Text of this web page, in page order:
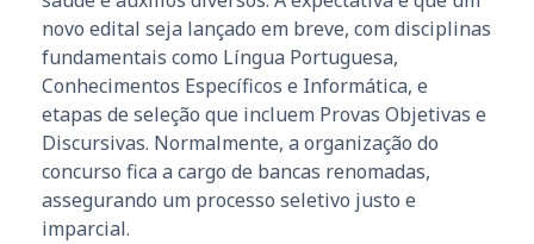
novo edital seja lançado em breve, com disciplinas
fundamentais como Língua Portuguesa,
Conhecimentos Específicos e Informática, e
etapas de seleção que incluem Provas Objetivas e
Discursivas. Normalmente, a organização do
concurso fica a cargo de bancas renomadas,
assegurando um processo seletivo justo e
imparcial.